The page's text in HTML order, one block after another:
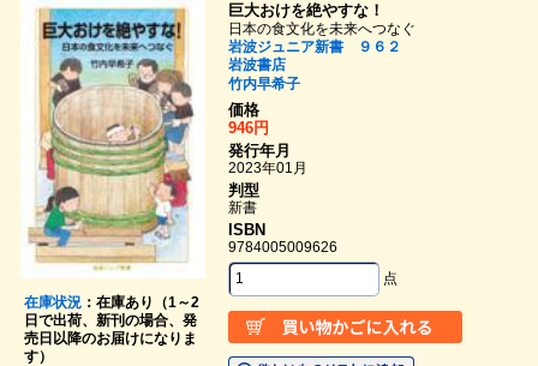
在庫状況：在庫あり（1～2
日で出荷、新刊の場合、発
売日以降のお届けになりま
す）
巨大おけを絶やすな！
日本の食文化を未来へつなぐ
岩波ジュニア新書 ９６２
岩波書店
竹内早希子
価格
946円
発行年月
2023年01月
判型
新書
ISBN
9784005009626
点